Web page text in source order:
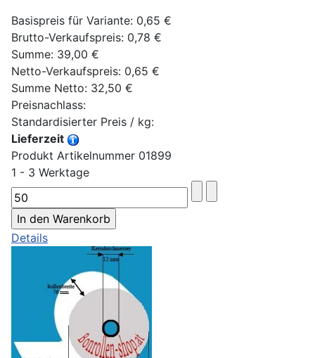
Basispreis für Variante: 0,65 €
Brutto-Verkaufspreis: 0,78 €
Summe: 39,00 €
Netto-Verkaufspreis: 0,65 €
Summe Netto: 32,50 €
Preisnachlass:
Standardisierter Preis / kg:
Lieferzeit
Produkt Artikelnummer 01899
1 - 3 Werktage
Details